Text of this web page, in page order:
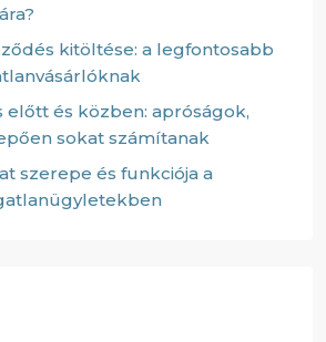
kitöltése: a legfontosabb
előtt és közben: apróságok,
sokat számítanak
szerepe és funkciója a